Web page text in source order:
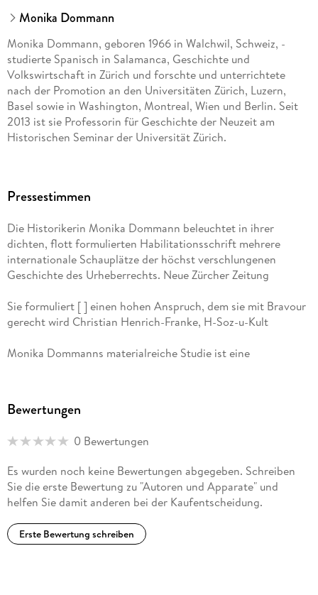
Monika Dommann
Monika Dommann, geboren 1966 in Walchwil, Schweiz, ­
studierte Spanisch in Salamanca, Geschichte und
Volkswirtschaft in Zürich und forschte und unterrichtete
nach der Promotion an den Universitäten Zürich, Luzern,
Basel sowie in Washington, Montreal, Wien und Berlin. Seit
2013 ist sie Professorin für Geschichte der Neuzeit am
Historischen Seminar der Universität Zürich.
Pressestimmen
Die Historikerin Monika Dommann beleuchtet in ihrer
dichten, flott formulierten Habilitationsschrift mehrere
internationale Schauplätze der höchst verschlungenen
Geschichte des Urheberrechts. Neue Zürcher Zeitung
Sie formuliert [ ] einen hohen Anspruch, dem sie mit Bravour
gerecht wird Christian Henrich-Franke, H-Soz-u-Kult
Monika Dommanns materialreiche Studie ist eine
exzellente Studie gelungen. Robert Bernsee, Neue Politische
Wer [ ] im globalen Dickicht des geistigen Eigentums längst
die Orientierung verloren hat - der kann hier etwas lernen.
Philipp Theisohn, Süddeutsche Zeitung
Bewertungen
0 Bewertungen
Es wurden noch keine Bewertungen abgegeben. Schreiben
Sie die erste Bewertung zu "Autoren und Apparate" und
helfen Sie damit anderen bei der Kaufentscheidung.
Erste Bewertung schreiben